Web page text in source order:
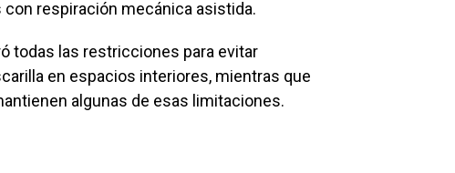
respiración mecánica asistida.
todas las restricciones para evitar
en espacios interiores, mientras que
algunas de esas limitaciones.